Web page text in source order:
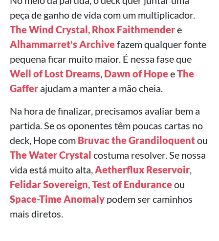
peça de ganho de vida com um multiplicador.
The Wind Crystal, Rhox Faithmendere
Alhammarret's Archivefazem qualquer fonte
pequena ficar muito maior. É nessa fase que
Well of Lost Dreams, Dawn of HopeeThe
Gaffer ajudam a manter a mão cheia.
Na hora de finalizar, precisamos avaliar bem a
partida. Se os oponentes têm poucas cartas no
deck, Hope com Bruvac the Grandiloquentou
The Water Crystal costuma resolver. Se nossa
vida está muito alta,Aetherflux Reservoir,
Felidar Sovereign,Test of Enduranceou
Space-Time Anomaly podem ser caminhos
mais diretos.